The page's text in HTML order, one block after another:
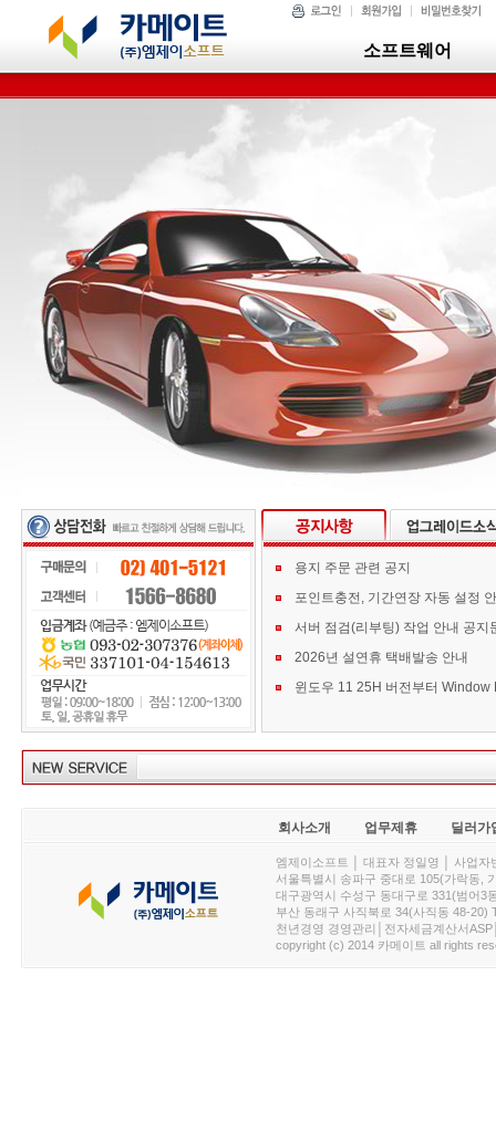
소프트웨어
용지 주문 관련 공지
포인트충전, 기간연장 자동 설정
서버 점검(리부팅) 작업 안내 공지
2026년 설연휴 택배발송 안내
회사소개 업무제휴 딜러가
엠제이소프트 │ 대표자 정일영 │ 사업
서울특별시 송파구 중대로 105(가락동,
대구광역시 수성구 동대구로 331(범어3
부산 동래구 사직북로 34(사직동 48-20)
천년경영 경영관리│전자세금계산서
copyright (c) 2014 카메이트 all rights